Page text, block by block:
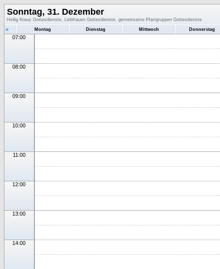
Sonntag, 31. Dezember
Heilig Kreuz Gottesdienste, Liebfrauen Gottesdienste, gemeinsame Pfarrgruppen Gottesdienste
« Montag Dienstag Mittwoch Donnerstag
07:00
08:00
09:00
10:00
11:00
12:00
13:00
14:00